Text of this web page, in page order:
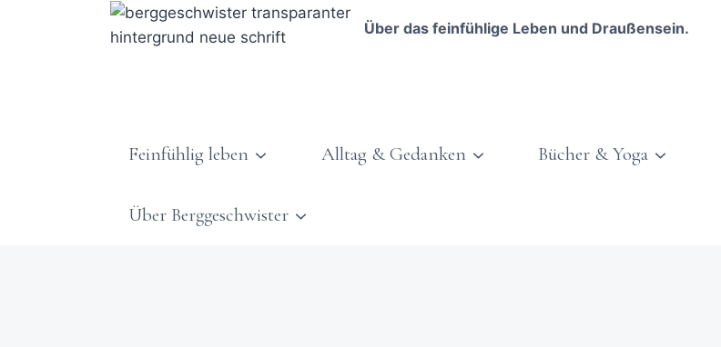
Über das feinfühlige Leben und Draußensein.
Feinfühlig leben Alltag & Gedanken Bücher & Yoga
Über Berggeschwister